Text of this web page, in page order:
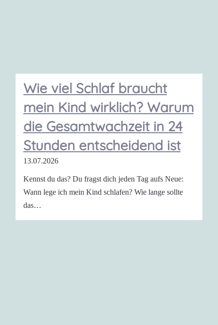
Wie viel Schlaf braucht
mein Kind wirklich? Warum
die Gesamtwachzeit in 24
Stunden entscheidend ist
13.07.2026
Kennst du das? Du fragst dich jeden Tag aufs Neue:
Wann lege ich mein Kind schlafen? Wie lange sollte
das…